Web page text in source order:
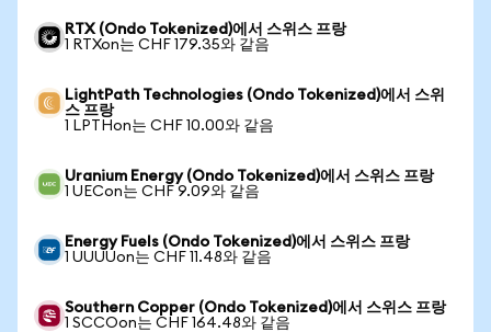
RTX (Ondo Tokenized)에서 스위스 프랑
1 RTXon는 CHF 179.35와 같음
LightPath Technologies (Ondo Tokenized)에서 스위
스 프랑
1 LPTHon는 CHF 10.00와 같음
Uranium Energy (Ondo Tokenized)에서 스위스 프랑
1 UECon는 CHF 9.09와 같음
Energy Fuels (Ondo Tokenized)에서 스위스 프랑
1 UUUUon는 CHF 11.48와 같음
Southern Copper (Ondo Tokenized)에서 스위스 프랑
1 SCCOon는 CHF 164.48와 같음